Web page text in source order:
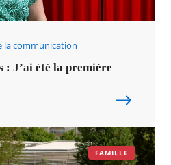
la communication
: J’ai été la première
FAMILLE